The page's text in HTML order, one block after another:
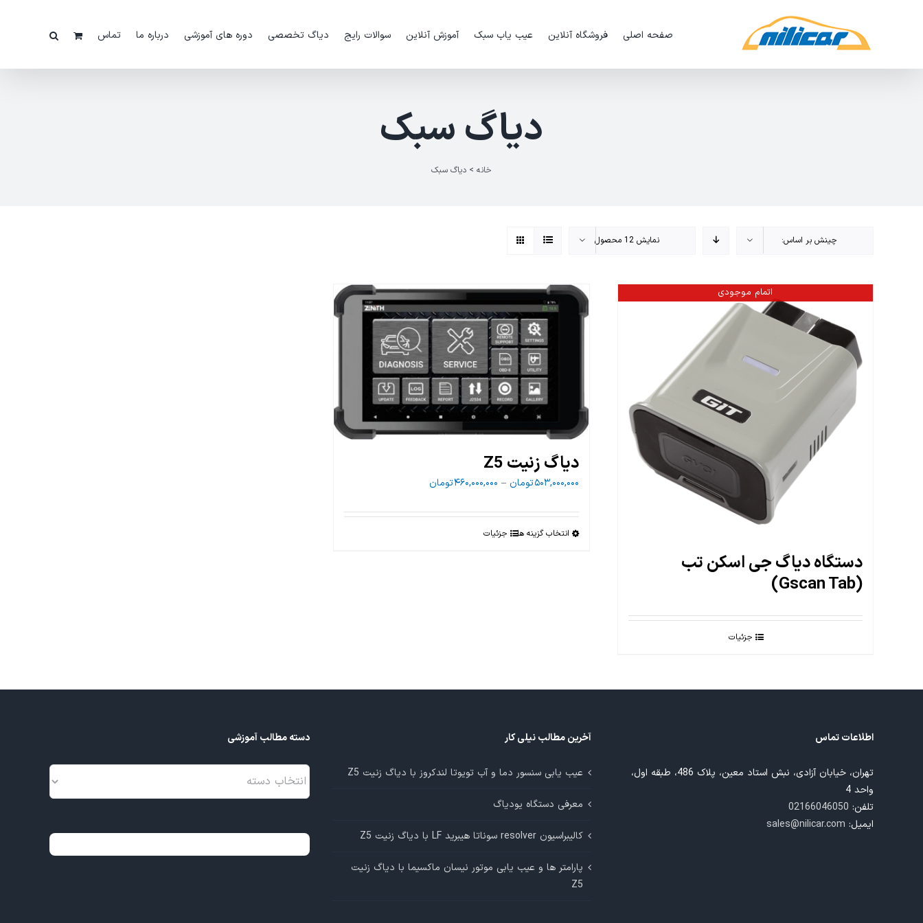
صفحه اصلی فروشگاه آنلاین عیب یاب سبک آموزش آنلاین سوالات رایج دیاگ تخصصی دوره های آموزشی درباره ما تماس
دیاگ سبک
خانه > دیاگ سبک
چینش بر اساس: نمایش 12 محصول
اتمام موجودی
دستگاه دیاگ جی اسکن تب
(Gscan Tab)
جزئیات
دیاگ زنیت Z5
۵۰۳,۰۰۰,۰۰۰تومان – ۴۶۰,۰۰۰,۰۰۰تومانPrice
۴۶۰,۰۰۰,۰۰۰ تومان
انتخاب گزینه هااین
ممکن
صفحه
انتخاب
جزئیات
اطلاعات تماس
تهران، خیابان آزادی، نبش استاد معین، پلاک 486، طبقه اول،
واحد 4
تلفن: 02166046050
ایمیل: sales@nilicar.com
آخرین مطالب نیلی کار
عیب یابی سنسور دما و آب تویوتا لندکروز با دیاگ زنیت Z5
معرفی دستگاه یودیاگ
کالیبراسیون resolver سوناتا هیبرید LF با دیاگ زنیت Z5
پارامتر ها و عیب یابی موتور نیسان ماکسیما با دیاگ زنیت
Z5
دسته مطالب آموزشی
دسته